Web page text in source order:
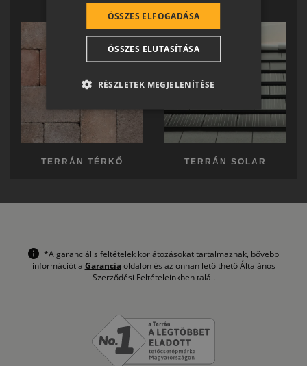
TERRÁN TÉRKŐ TERRÁN SOLAR
*A garanciális feltételek korlátozásokat tartalmaznak, bővebb
információt a Garanciaoldalon és az onnan letölthető Általános
Szerződési Feltételeinkben talál.
CROATIAN
SR
RO-HU
ITALIAN
ÖSSZES ELFOGADÁSA
ÖSSZES ELUTASÍTÁSA
RÉSZLETEK MEGJELENÍTÉSE